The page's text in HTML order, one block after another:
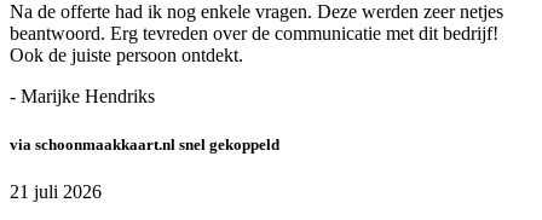
Na de offerte had ik nog enkele vragen. Deze werden zeer netjes
beantwoord. Erg tevreden over de communicatie met dit bedrijf!
Ook de juiste persoon ontdekt.
- Marijke Hendriks
via schoonmaakkaart.nl snel gekoppeld
21 juli 2026